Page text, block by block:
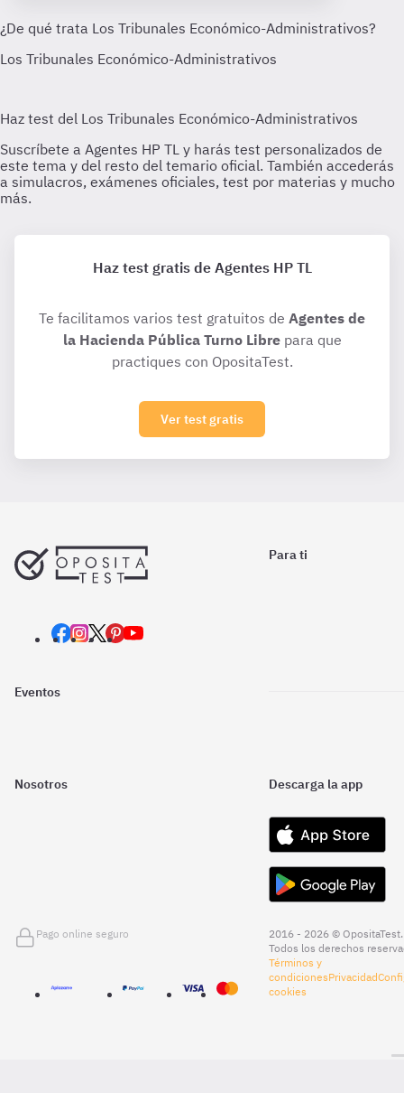
Haz test gratis de Agentes HP TL
Te facilitamos varios test gratuitos de Agentes de
la Hacienda Pública Turno Librepara que
practiques con OpositaTest.
Ver test gratis
Para ti
Eventos
Nosotros Descarga la app
Pago online seguro
2016 - 2026 © OpositaTest.
Todos los derechos
Términos y
condicionesPrivacidad
cookies